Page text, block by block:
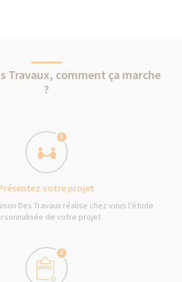
Travaux, comment ça marche
?
1
votre projet
Des Travaux réalise chez vous l’étude
de votre projet
2